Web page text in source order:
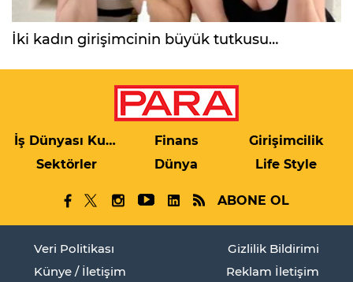
İki kadın girişimcinin büyük tutkusu…
İş Dünyası Kulis Finans
Girişimcilik
Sektörler
Dünya Life Style
ABONE OL
Veri Politikası
Gizlilik Bildirimi
Künye / İletişim
Reklam İletişim